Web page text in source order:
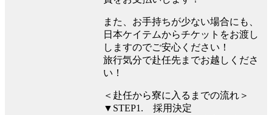
また、お手持ちが少ない場合にも、
日本ケイテムからチケットをお渡し
しますのでご安心ください！
旅行気分で赴任先までお越しくださ
い！
＜赴任から寮に入るまでの流れ＞
▼STEP1. 採用決定